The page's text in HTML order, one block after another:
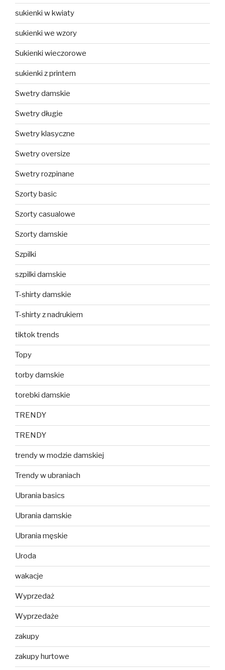
sukienki w kwiaty
sukienki we wzory
Sukienki wieczorowe
sukienki z printem
Swetry damskie
Swetry długie
Swetry klasyczne
Swetry oversize
Swetry rozpinane
Szorty basic
Szorty casualowe
Szorty damskie
Szpilki
szpilki damskie
T-shirty damskie
T-shirty z nadrukiem
tiktok trends
Topy
torby damskie
torebki damskie
TRENDY
TRENDY
trendy w modzie damskiej
Trendy w ubraniach
Ubrania basics
Ubrania damskie
Ubrania męskie
Uroda
wakacje
Wyprzedaż
Wyprzedaże
zakupy
zakupy hurtowe